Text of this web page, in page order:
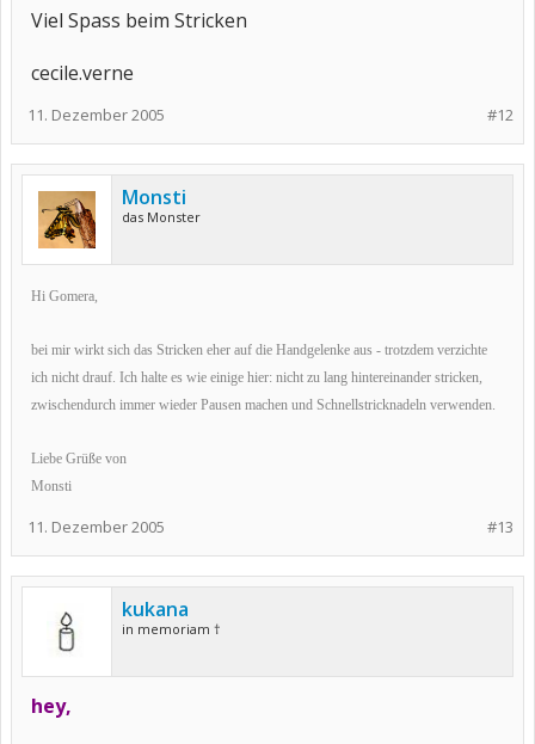
Viel Spass beim Stricken
cecile.verne
#12
11. Dezember 2005
Monsti
das Monster
Hi Gomera,
bei mir wirkt sich das Stricken eher auf die Handgelenke aus - trotzdem verzichte
ich nicht drauf. Ich halte es wie einige hier: nicht zu lang hintereinander stricken,
zwischendurch immer wieder Pausen machen und Schnellstricknadeln verwenden.
Liebe Grüße von
Monsti
#13
11. Dezember 2005
kukana
in memoriam †
hey,